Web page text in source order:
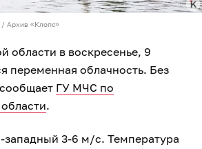
Архив «Клопс»
области в воскресенье, 9
переменная облачность. Без
ГУ МЧС по
.
3-6 м/с. Температура